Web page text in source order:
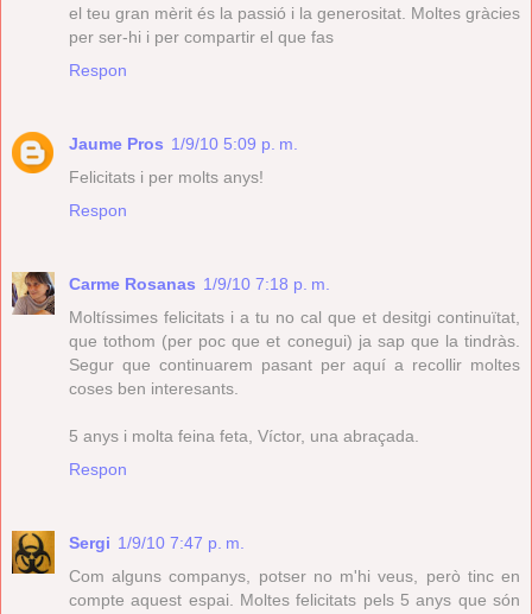
el teu gran mèrit és la passió i la generositat. Moltes gràcies
per ser-hi i per compartir el que fas
Respon
Jaume Pros 1/9/10 5:09 p. m.
Felicitats i per molts anys!
Respon
Carme Rosanas 1/9/10 7:18 p. m.
Moltíssimes felicitats i a tu no cal que et desitgi continuïtat,
que tothom (per poc que et conegui) ja sap que la tindràs.
Segur que continuarem pasant per aquí a recollir moltes
coses ben interesants.
5 anys i molta feina feta, Víctor, una abraçada.
Respon
Sergi 1/9/10 7:47 p. m.
Com alguns companys, potser no m'hi veus, però tinc en
compte aquest espai. Moltes felicitats pels 5 anys que són